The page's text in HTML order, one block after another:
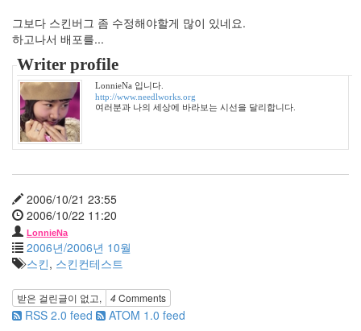
그보다 스킨버그 좀 수정해야할게 많이 있네요.
하고나서 배포를...
Writer profile
LonnieNa 입니다.
http://www.needlworks.org
여러분과 나의 세상에 바라보는 시선을 달리합니다.
2006/10/21 23:55
2006/10/22 11:20
LonnieNa
2006년/2006년 10월
스킨, 스킨컨테스트
받은 걸린글이 없고, 4Comments
RSS 2.0 feed ATOM 1.0 feed
아
즈
인
그
이
남
상
미
메
대
공